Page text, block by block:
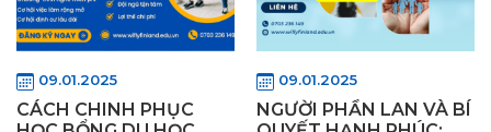
09.01.2025
CÁCH CHINH PHỤC
09.01.2025
NGƯỜI PHẦN LAN VÀ BÍ